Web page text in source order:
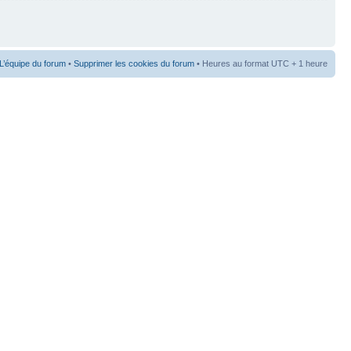
L’équipe du forum • Supprimer les cookies du forum • Heures au format UTC + 1 heure